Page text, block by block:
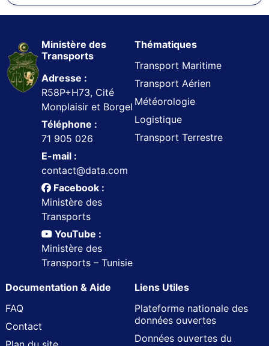
Ministère des
Transports
Adresse :
R58P+H73, Cité
Monplaisir et Borgel
Téléphone :
71 905 026
E-mail :
contact@data.com
Facebook :
Ministère des
Transports
YouTube :
Ministère des
Transports – Tunisie
Thématiques
Transport Maritime
Transport Aérien
Météorologie
Logistique
Transport Terrestre
Documentation & Aide
FAQ
Contact
Liens Utiles
Plateforme nationale des
données ouvertes
Données ouvertes du